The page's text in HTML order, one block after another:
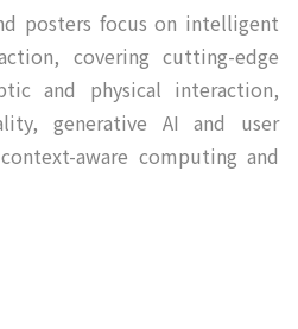
posters focus on intelligent
covering cutting-edge
and physical interaction,
generative AI and user
aware computing and